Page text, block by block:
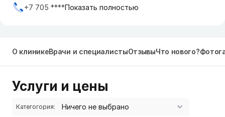
+7 705 ****Показать полностью
О клиникеВрачи и специалистыОтзывыЧто нового?
Услуги и цены
Категогория: